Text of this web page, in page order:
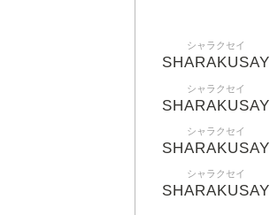
SHARAKUSAY
シャラクセイ
SHARAKUSAY
シャラクセイ
SHARAKUSAY
シャラクセイ
SHARAKUSAY
シャラクセイ